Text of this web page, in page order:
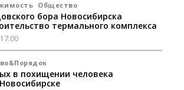
Общество
бора Новосибирска
термального комплекса
в похищении человека